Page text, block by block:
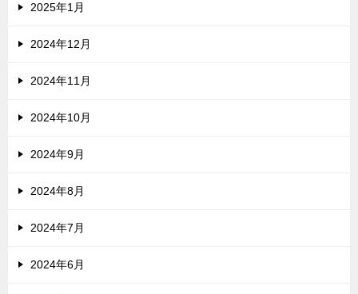
2025年1月
2024年12月
2024年11月
2024年10月
2024年9月
2024年8月
2024年7月
2024年6月